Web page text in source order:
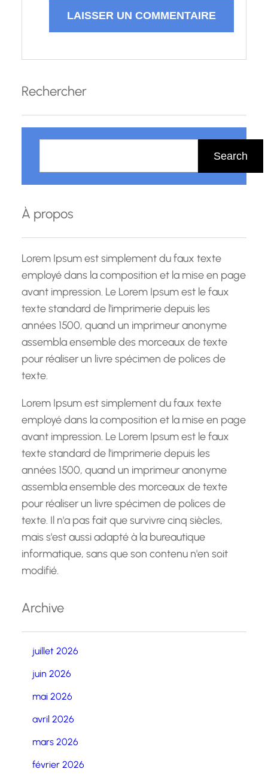
Rechercher
h
r
c
h
Search
À propos
Lorem Ipsum est simplement du faux texte
employé dans la composition et la mise en page
avant impression. Le Lorem Ipsum est le faux
texte standard de l'imprimerie depuis les
années 1500, quand un imprimeur anonyme
assembla ensemble des morceaux de texte
pour réaliser un livre spécimen de polices de
texte.
Lorem Ipsum est simplement du faux texte
employé dans la composition et la mise en page
avant impression. Le Lorem Ipsum est le faux
texte standard de l'imprimerie depuis les
années 1500, quand un imprimeur anonyme
assembla ensemble des morceaux de texte
pour réaliser un livre spécimen de polices de
texte. Il n'a pas fait que survivre cinq siècles,
mais s'est aussi adapté à la bureautique
informatique, sans que son contenu n'en soit
modifié.
Archive
juillet 2026
juin 2026
mai 2026
avril 2026
mars 2026
février 2026